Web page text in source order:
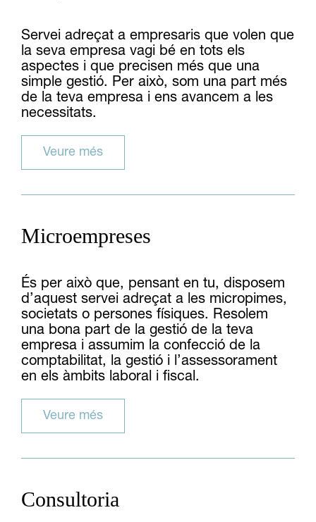
Servei adreçat a empresaris que volen que
la seva empresa vagi bé en tots els
aspectes i que precisen més que una
simple gestió. Per això, som una part més
de la teva empresa i ens avancem a les
necessitats.
Veure més
Microempreses
És per això que, pensant en tu, disposem
d’aquest servei adreçat a les micropimes,
societats o persones físiques. Resolem
una bona part de la gestió de la teva
empresa i assumim la confecció de la
comptabilitat, la gestió i l’assessorament
en els àmbits laboral i fiscal.
Veure més
Consultoria